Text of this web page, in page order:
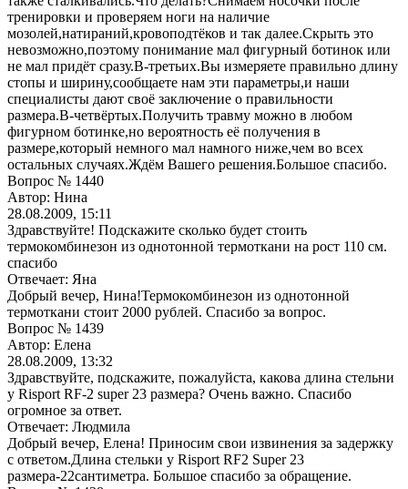
тренировки и проверяем ноги на наличие
мозолей,натираний,кровоподтёков и так далее.Скрыть это
невозможно,поэтому понимание мал фигурный ботинок или
не мал придёт сразу.В-третьих.Вы измеряете правильно длину
стопы и ширину,сообщаете нам эти параметры,и наши
специалисты дают своё заключение о правильности
размера.В-четвёртых.Получить травму можно в любом
фигурном ботинке,но вероятность её получения в
размере,который немного мал намного ниже,чем во всех
остальных случаях.Ждём Вашего решения.Большое спасибо.
Вопрос № 1440
Автор: Нина
28.08.2009, 15:11
Здравствуйте! Подскажите сколько будет стоить
термокомбинезон из однотонной термоткани на рост 110 см.
спасибо
Отвечает: Яна
Добрый вечер, Нина!Термокомбинезон из однотонной
термоткани стоит 2000 рублей. Спасибо за вопрос.
Вопрос № 1439
Автор: Елена
28.08.2009, 13:32
Здравствуйте, подскажите, пожалуйста, какова длина стельни
у Risport RF-2 super 23 размера? Очень важно. Спасибо
огромное за ответ.
Отвечает: Людмила
Добрый вечер, Елена! Приносим свои извинения за задержку
с ответом.Длина стельки у Risport RF2 Super 23
размера-22сантиметра. Большое спасибо за обращение.